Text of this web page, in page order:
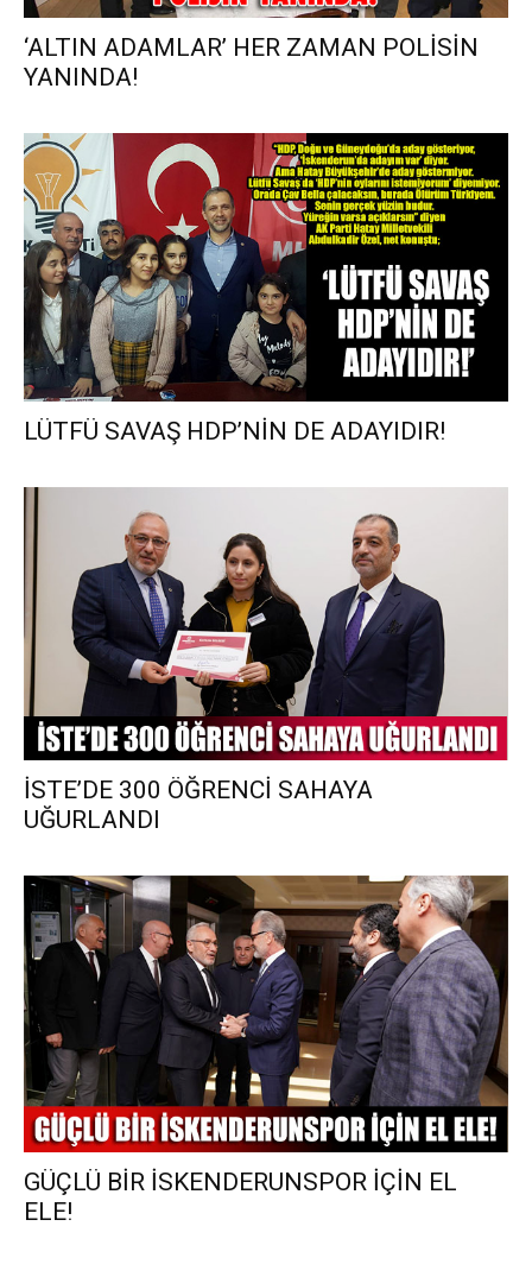
‘ALTIN ADAMLAR’ HER ZAMAN POLİSİN
YANINDA!
LÜTFÜ SAVAŞ HDP’NİN DE ADAYIDIR!
İSTE’DE 300 ÖĞRENCİ SAHAYA
UĞURLANDI
GÜÇLÜ BİR İSKENDERUNSPOR İÇİN EL
ELE!